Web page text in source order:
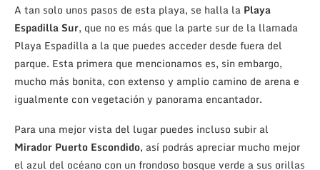
A tan solo unos pasos de esta playa, se halla la Playa
Espadilla Sur, que no es más que la parte sur de la llamada
Playa Espadilla a la que puedes acceder desde fuera del
parque. Esta primera que mencionamos es, sin embargo,
mucho más bonita, con extenso y amplio camino de arena e
igualmente con vegetación y panorama encantador.
Para una mejor vista del lugar puedes incluso subir al
Mirador Puerto Escondido, así podrás apreciar mucho mejor
el azul del océano con un frondoso bosque verde a sus orillas